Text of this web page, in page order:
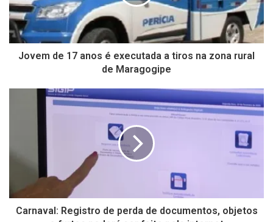
Jovem de 17 anos é executada a tiros na zona rural
de Maragogipe
Carnaval: Registro de perda de documentos, objetos